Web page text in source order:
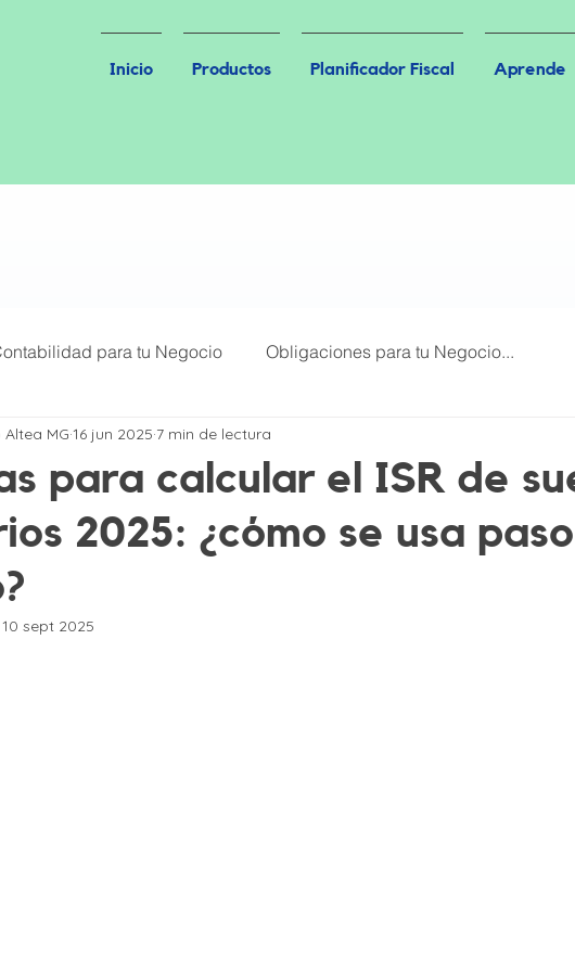
Inicio Productos Planificador Fiscal Aprende
para tu Negocio Obligaciones para tu Negocio...
Fiscal Más Leídos Plataformas Digitales
para calcular el ISR de
2025: ¿cómo se usa
Altea MG 16 jun 2025 7 min de lectura
10 sept 2025